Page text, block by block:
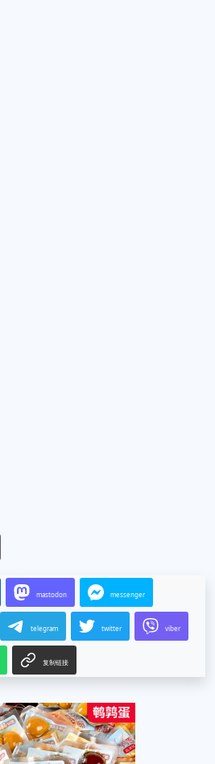
mastodon messenger
telegram twitter viber
复制链接